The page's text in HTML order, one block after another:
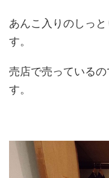
あんこ入りのしっ
す。
売店で売っている
す。